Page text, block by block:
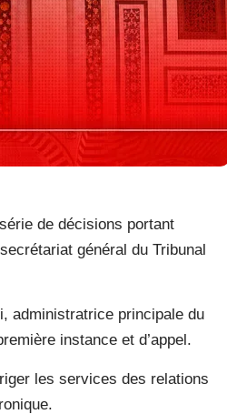
de décisions portant
général du Tribunal
administratrice principale du
instance et d’appel.
les services des relations